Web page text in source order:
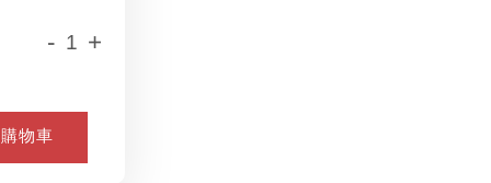
- +
物車